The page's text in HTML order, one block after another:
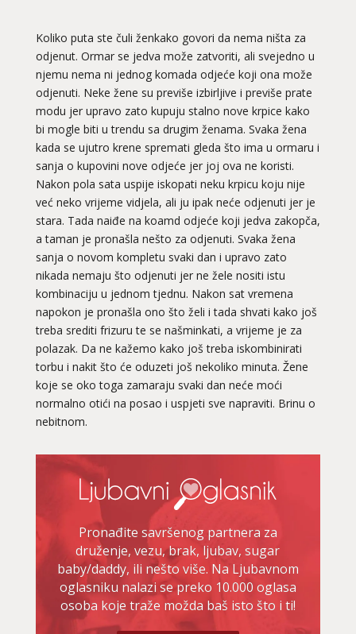
Koliko puta ste čuli ženkako govori da nema ništa za
odjenut. Ormar se jedva može zatvoriti, ali svejedno u
njemu nema ni jednog komada odjeće koji ona može
odjenuti. Neke žene su previše izbirljive i previše prate
modu jer upravo zato kupuju stalno nove krpice kako
bi mogle biti u trendu sa drugim ženama. Svaka žena
kada se ujutro krene spremati gleda što ima u ormaru i
sanja o kupovini nove odjeće jer joj ova ne koristi.
Nakon pola sata uspije iskopati neku krpicu koju nije
već neko vrijeme vidjela, ali ju ipak neće odjenuti jer je
stara. Tada naiđe na koamd odjeće koji jedva zakopča,
a taman je pronašla nešto za odjenuti. Svaka žena
sanja o novom kompletu svaki dan i upravo zato
nikada nemaju što odjenuti jer ne žele nositi istu
kombinaciju u jednom tjednu. Nakon sat vremena
napokon je pronašla ono što želi i tada shvati kako još
treba srediti frizuru te se našminkati, a vrijeme je za
polazak. Da ne kažemo kako još treba iskombinirati
torbu i nakit što će oduzeti još nekoliko minuta. Žene
koje se oko toga zamaraju svaki dan neće moći
normalno otići na posao i uspjeti sve napraviti. Brinu o
nebitnom.
Pronađite savršenog partnera za
druženje, vezu, brak, ljubav, sugar
baby/daddy, ili nešto više. Na Ljubavnom
oglasniku nalazi se preko 10.000 oglasa
osoba koje traže možda baš isto što i ti!
TEHNIKE: spajanje partnera
Broj tel: 064/600-600
tel:0,93€ - mob:1,12€ min
EMA/ Kod 30
Ljubavni savjetnik je zauzet